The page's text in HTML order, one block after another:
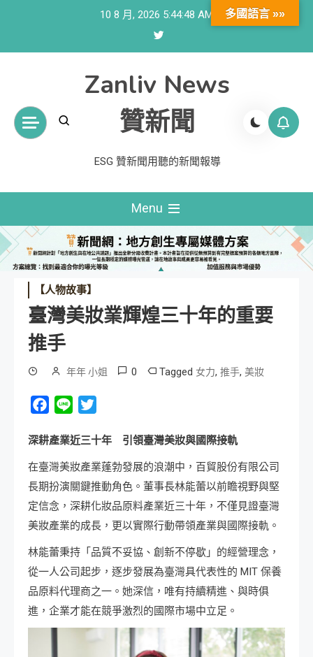
10 8 月, 2026 5:44:50 AM
Zanliv News
贊新聞
ESG 贊新聞用聽的新聞報導
Menu
【人物故事】
臺灣美妝業輝煌三十年的重要
推手
年年 小姐 0 Tagged 女力, 推手, 美妝
Facebook
Line
深耕產業近三十年 引領臺灣美妝與國際接軌
在臺灣美妝產業蓬勃發展的浪潮中，百貿股份有限公司
長期扮演關鍵推動角色。董事長林能蕾以前瞻視野與堅
定信念，深耕化妝品原料產業近三十年，不僅見證臺灣
美妝產業的成長，更以實際行動帶領產業與國際接軌。
林能蕾秉持「品質不妥協、創新不停歇」的經營理念，
從一人公司起步，逐步發展為臺灣具代表性的 MIT 保養
品原料代理商之一。她深信，唯有持續精進、與時俱
進，企業才能在競爭激烈的國際市場中立足。
多國語言 »»